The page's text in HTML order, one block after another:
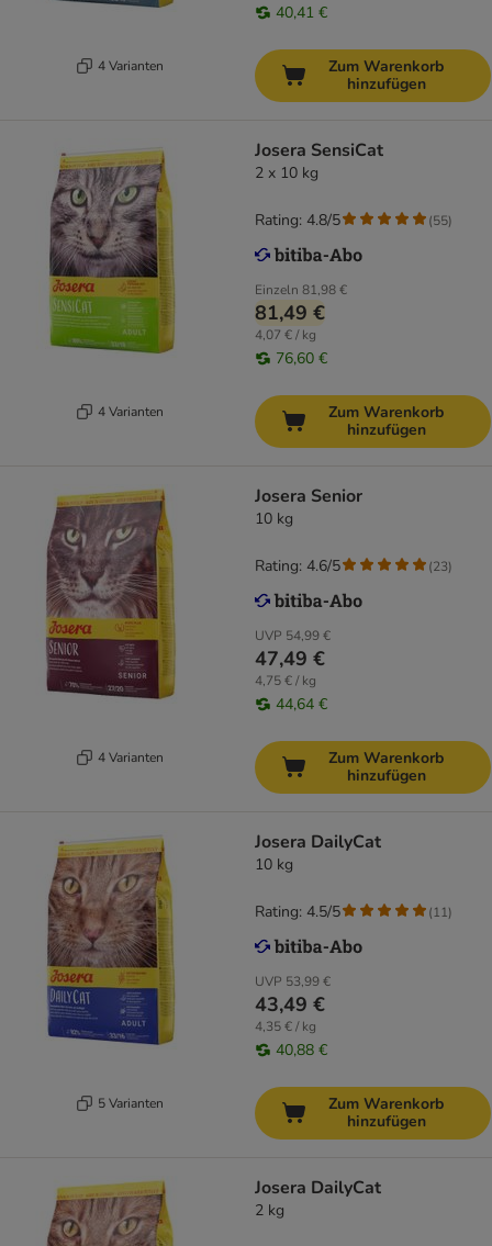
4 Varianten
40,41 €
Zum Warenkorb
hinzufügen
4 Varianten
Josera SensiCat
2 x 10 kg
Einzeln 81,98 €
81,49 €
4,07 € / kg
76,60 €
Rating: 4.8/5 (55)
Zum Warenkorb
hinzufügen
4 Varianten
Josera Senior
10 kg
UVP 54,99 €
47,49 €
4,75 € / kg
44,64 €
Rating: 4.6/5 (23)
Zum Warenkorb
hinzufügen
5 Varianten
Josera DailyCat
10 kg
UVP 53,99 €
43,49 €
4,35 € / kg
40,88 €
Rating: 4.5/5 (11)
Zum Warenkorb
hinzufügen
Josera DailyCat
2 kg